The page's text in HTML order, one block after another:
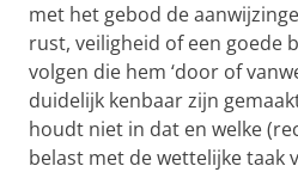
met het gebod de
rust, veiligheid of een goede
volgen die hem ‘door of
duidelijk kenbaar zijn
houdt niet in dat en welke
belast met de wettelijke taak